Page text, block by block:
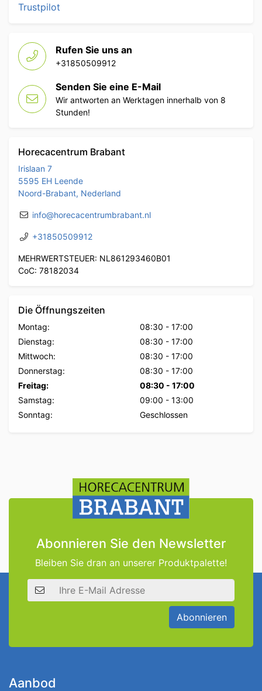
Trustpilot
Rufen Sie uns an
+31850509912
Senden Sie eine E-Mail
Wir antworten an Werktagen innerhalb von 8
Stunden!
Horecacentrum Brabant
Irislaan 7
5595 EH Leende
Noord-Brabant, Nederland
info@horecacentrumbrabant.nl
+31850509912
MEHRWERTSTEUER: NL861293460B01
CoC: 78182034
Die Öffnungszeiten
Montag: 08:30 - 17:00
Dienstag:
08:30 - 17:00
Mittwoch:
08:30 - 17:00
Donnerstag:
08:30 - 17:00
Freitag:
08:30 - 17:00
Samstag:
09:00 - 13:00
Sonntag:
Geschlossen
Abonnieren Sie den Newsletter
Bleiben Sie dran an unserer Produktpalette!
E-Mail Adresse
Abonnieren
Aanbod